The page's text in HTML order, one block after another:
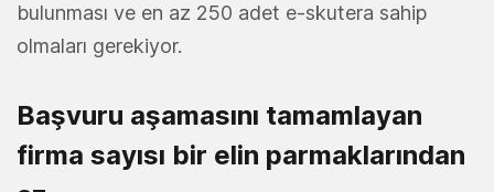
bulunması ve en az 250 adet e-skutera sahip
olmaları gerekiyor.
Başvuru aşamasını tamamlayan
firma sayısı bir elin parmaklarından